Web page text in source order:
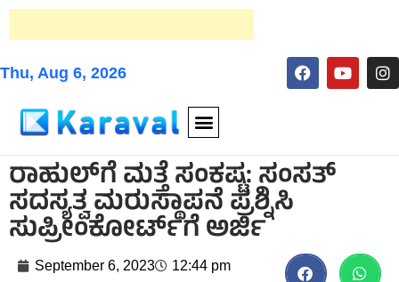
Thu, Aug 6, 2026
ರಾಹುಲ್‌ಗೆ ಮತ್ತೆ ಸಂಕಷ್ಟ: ಸಂಸತ್
ಸದಸ್ಯತ್ವ ಮರುಸ್ಥಾಪನೆ ಪ್ರಶ್ನಿಸಿ
ಸುಪ್ರೀಂಕೋರ್ಟ್‌ಗೆ ಅರ್ಜಿ
September 6, 2023
12:44 pm